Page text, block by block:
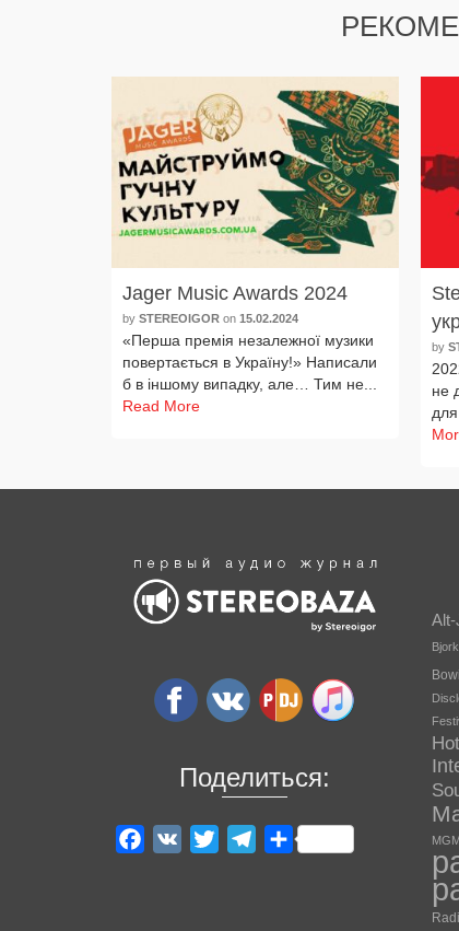
Jager Music Awards 2024
by STEREOIGOR on 15.02.2024
«Перша пре­мія неза­леж­ної музи­ки
повер­таєть­ся в Україну!» Написали
б в іншо­му випад­ку, але… Тим не...
Read More
by
не
Поделиться:
Facebook
VK Twitter TelegramОтправить
Alt-
Bjork